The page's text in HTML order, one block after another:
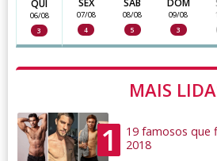
QUI
06/08
3
SEX
07/08
4
SAB
08/08
5
DOM
09/08
3
MAIS
1
19 famosos que
2018